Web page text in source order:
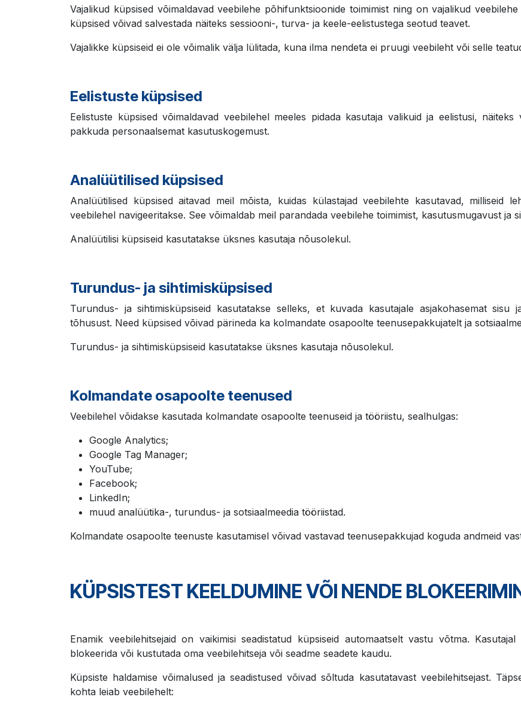
Vajalikud küpsised võimaldavad veebilehe põhifunktsioonide toimimist ning on vajalikud
küpsised võivad salvestada näiteks sessiooni-, turva- ja keele-eelistustega seotud teavet.
Vajalikke küpsiseid ei ole võimalik välja lülitada, kuna ilma nendeta ei pruugi veebileht või selle
Eelistuste küpsised
Eelistuste küpsised võimaldavad veebilehel meeles pidada kasutaja valikuid ja eelistusi,
pakkuda personaalsemat kasutuskogemust.
Analüütilised küpsised
Analüütilised küpsised aitavad meil mõista, kuidas külastajad veebilehte kasutavad, milliseid
veebilehel navigeeritakse. See võimaldab meil parandada veebilehe toimimist, kasutusmugavust ja
Analüütilisi küpsiseid kasutatakse üksnes kasutaja nõusolekul.
Turundus- ja sihtimisküpsised
Turundus- ja sihtimisküpsiseid kasutatakse selleks, et kuvada kasutajale asjakohasemat sisu
tõhusust. Need küpsised võivad pärineda ka kolmandate osapoolte teenusepakkujatelt ja
Turundus- ja sihtimisküpsiseid kasutatakse üksnes kasutaja nõusolekul.
Kolmandate osapoolte teenused
Veebilehel võidakse kasutada kolmandate osapoolte teenuseid ja tööriistu, sealhulgas:
Google Analytics;
Google Tag Manager;
YouTube;
Facebook;
LinkedIn;
muud analüütika-, turundus- ja sotsiaalmeedia tööriistad.
Kolmandate osapoolte teenuste kasutamisel võivad vastavad teenusepakkujad koguda andmeid
KÜPSISTEST KEELDUMINE VÕI NENDE
Enamik veebilehitsejaid on vaikimisi seadistatud küpsiseid automaatselt vastu võtma.
blokeerida või kustutada oma veebilehitseja või seadme seadete kaudu.
Küpsiste haldamise võimalused ja seadistused võivad sõltuda kasutatavast veebilehitsejast.
kohta leiab veebilehelt: